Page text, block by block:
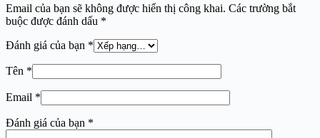
Email của bạn sẽ không được hiển thị công khai. Các trường bắt
buộc được đánh dấu *
Đánh giá của bạn *
Tên *
Email *
Đánh giá của bạn *